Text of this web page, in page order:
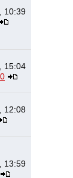
10:39
15:04
12:08
13:59